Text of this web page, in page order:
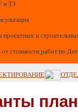
и ТЗ
проектных и
стоимости работ по